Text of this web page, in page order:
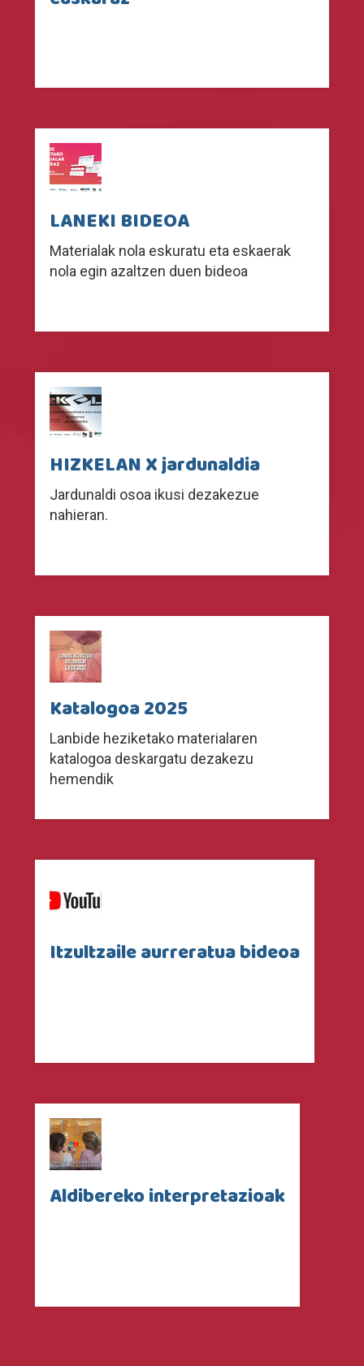
LANEKI BIDEOA
Materialak nola eskuratu eta eskaerak
nola egin azaltzen duen bideoa
HIZKELAN X jardunaldia
Jardunaldi osoa ikusi dezakezue
nahieran.
Katalogoa 2025
Lanbide heziketako materialaren
katalogoa deskargatu dezakezu
hemendik
Itzultzaile aurreratua bideoa
Aldibereko interpretazioak